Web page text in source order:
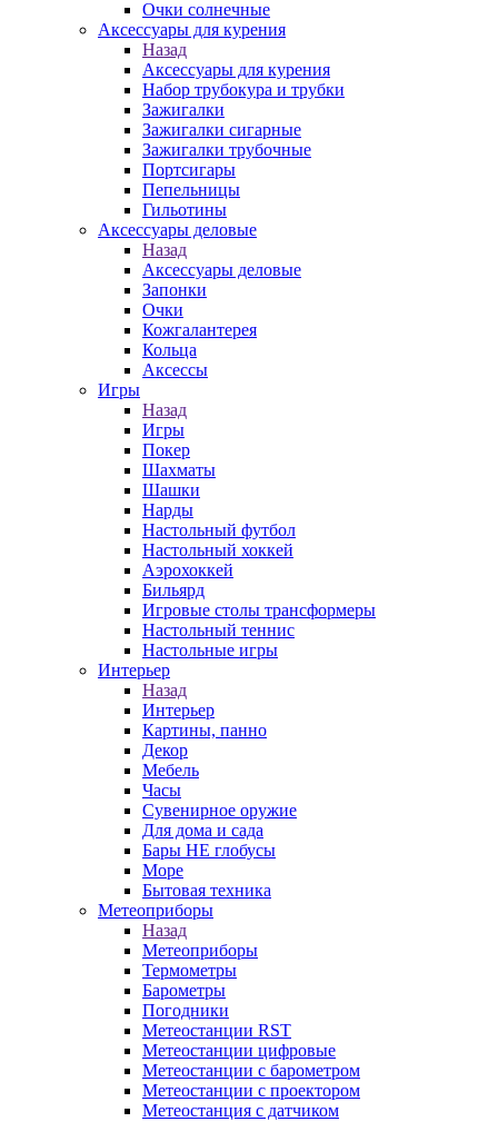
Очки солнечные
Аксессуары для курения
Назад
Аксессуары для курения
Набор трубокура и трубки
Зажигалки
Зажигалки сигарные
Зажигалки трубочные
Портсигары
Пепельницы
Гильотины
Аксессуары деловые
Назад
Аксессуары деловые
Запонки
Очки
Кожгалантерея
Кольца
Аксессы
Игры
Назад
Игры
Покер
Шахматы
Шашки
Нарды
Настольный футбол
Настольный хоккей
Аэрохоккей
Бильярд
Игровые столы трансформеры
Настольный теннис
Настольные игры
Интерьер
Назад
Интерьер
Картины, панно
Декор
Мебель
Часы
Сувенирное оружие
Для дома и сада
Бары НЕ глобусы
Море
Бытовая техника
Метеоприборы
Назад
Метеоприборы
Термометры
Барометры
Погодники
Метеостанции RST
Метеостанции цифровые
Метеостанции с барометром
Метеостанции с проектором
Метеостанция с датчиком